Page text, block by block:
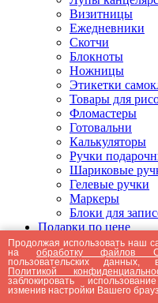
Визитницы
Ежедневники
Скотчи
Блокноты
Ножницы
Этикетки
Товары для
Фломастеры
Готовальни
Калькуляторы
Ручки
Шариковые
Гелевые ручки
Маркеры
Блоки для
Подарки по цене
Подарки от
Подарки до
Подарки до
Подарки до
Подарки до
Продолжая использовать наш
наобработку файлов
пользовательских
Политикой
заблокировать
изменив настройки Вашего